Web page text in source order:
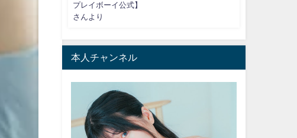
プレイボーイ公式】
さんより
本人チャンネル